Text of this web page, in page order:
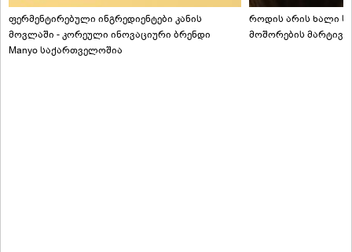
ფერმენტირებული ინგრედიენტები კანის
მოვლაში - კორეული ინოვაციური ბრენდი
Manyo საქართველოშია
როდის არის ხალი
მოშორების